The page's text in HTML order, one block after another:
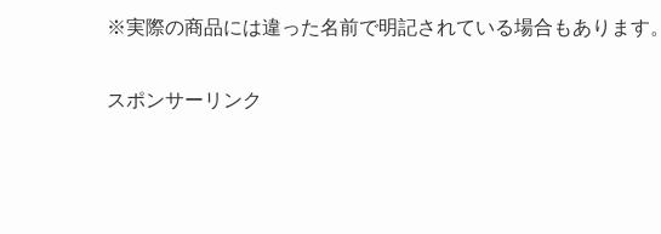
※実際の商品には違った名前で明記されている場合もあります。
スポンサーリンク